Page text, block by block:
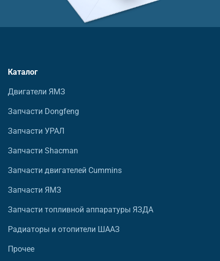
Каталог
Двигатели ЯМЗ
Запчасти Dongfeng
Запчасти УРАЛ
Запчасти Shacman
Запчасти двигателей Cummins
Запчасти ЯМЗ
Запчасти топливной аппаратуры ЯЗДА
Радиаторы и отопители ШААЗ
Прочее